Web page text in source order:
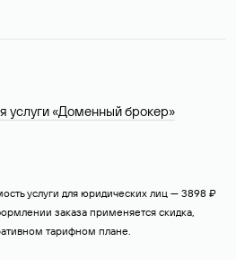
услуги «Доменный брокер»
услуги для юридических лиц — 3898 ₽
заказа применяется скидка,
тарифном плане.